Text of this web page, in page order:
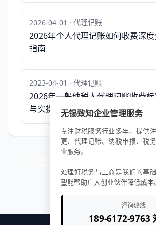
2026-04-01 · 代理记账
2026年个人代理记账如何收费深
指南
2023-04-01 · 代理记账
2026年一般纳税人代理记账收费
与实操指南无锡致知企业管理服务
专注财税服务行业多年，提供
更、代理记账、纳税申报、税
业服务。
处理好税务与工商是我们的基
望能帮助广大创业伙伴降低成本
咨询热线
189-6172-9763